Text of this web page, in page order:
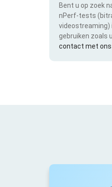
Bent u op zoek
nPerf-tests
videostreaming)
gebruiken zoals
contact met ons